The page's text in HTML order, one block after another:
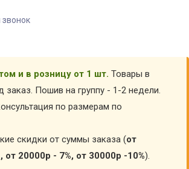
звонок
и в розницу от 1 шт. Товары в
заказ. Пошив на группу - 1-2 недели.
по размерам по
скидки от суммы заказа (от
от 20000р - 7%, от 30000р -10%).